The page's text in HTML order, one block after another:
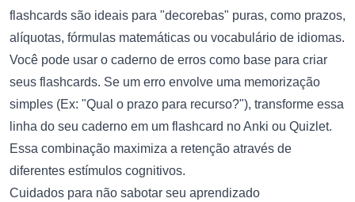
flashcards são ideais para "decorebas" puras, como prazos,
alíquotas, fórmulas matemáticas ou vocabulário de idiomas.
Você pode usar o caderno de erros como base para criar
seus flashcards. Se um erro envolve uma memorização
simples (Ex: "Qual o prazo para recurso?"), transforme essa
linha do seu caderno em um flashcard no Anki ou Quizlet.
Essa combinação maximiza a retenção através de
diferentes estímulos cognitivos.
Cuidados para não sabotar seu aprendizado